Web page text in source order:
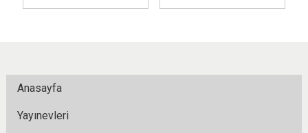
Anasayfa
Yayınevleri